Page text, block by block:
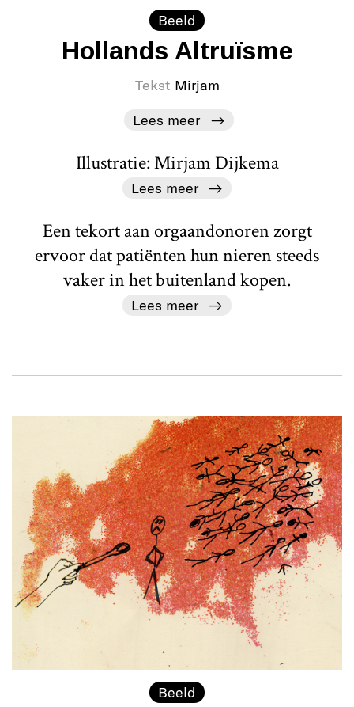
Beeld
Hollands Altruïsme
Tekst Mirjam
Lees meer
Illustratie: Mirjam Dijkema
Lees meer
Een tekort aan orgaandonoren zorgt
ervoor dat patiënten hun nieren steeds
vaker in het buitenland kopen.
Lees meer
Beeld